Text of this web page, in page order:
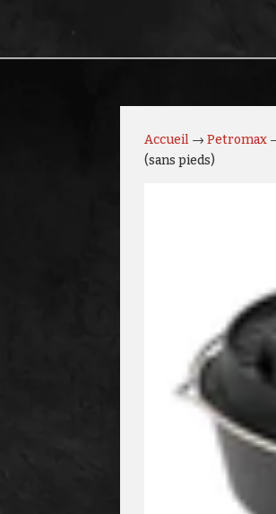
Accueil →Petromax
(sans pieds)